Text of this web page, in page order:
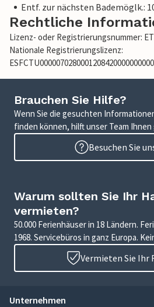
Entf. zur nächsten Bademöglk.:
Rechtliche
Lizenz- oder Registrierungsnummer:
Nationale Registrierungslizenz:
Brauchen Sie Hilfe?
Wenn Sie die gesuchten
finden können, hilft unser Team
Besuchen Sie
Warum sollten Sie Ihr
vermieten?
50.000 Ferienhäuser in 18 Ländern.
1968. Servicebüros in ganz Europa.
Vermieten Sie Ihr
Unternehmen